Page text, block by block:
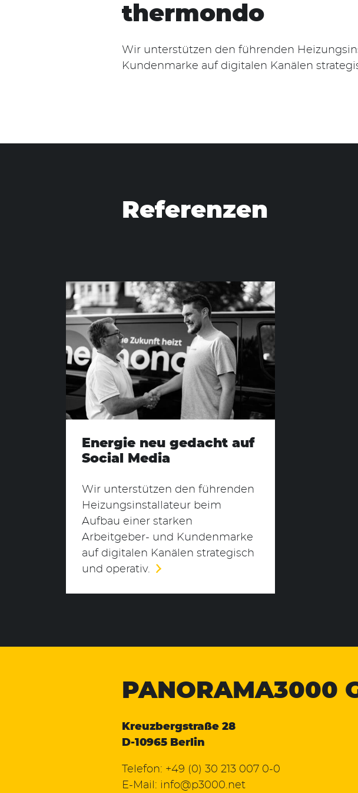
Suchen
nach:
thermondo
Wir unterstützen den führenden
Kundenmarke auf digitalen Kanälen
Referenzen
Energie neu gedacht auf
Social Media
Wir unterstützen den führenden
Heizungsinstallateur beim
Aufbau einer starken
Arbeitgeber- und Kundenmarke
auf digitalen Kanälen strategisch
und operativ.
PANORAMA3000
Kreuzbergstraße 28
D-10965 Berlin
Telefon: +49 (0) 30 213 007 0-0
E-Mail: info@p3000.net